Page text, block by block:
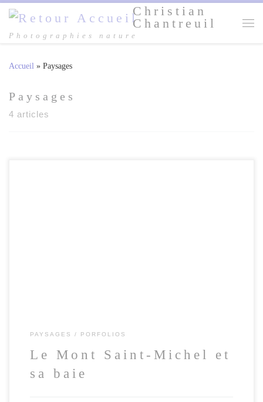
Passer au contenu
Christian
Chantreuil
Photographies nature
Accueil » Paysages
Paysages
4 articles
PAYSAGES PORFOLIOS
Le Mont Saint-Michel et
sa baie